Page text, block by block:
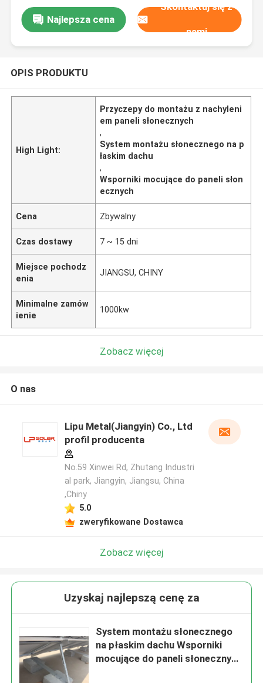
Najlepsza cena
Skontaktuj się z
nami
OPIS PRODUKTU
High Light:
Przyczepy do montażu z nachyleni
em paneli słonecznych
,
System montażu słonecznego na p
łaskim dachu
,
Wsporniki mocujące do paneli słon
ecznych
Cena Zbywalny
Czas dostawy 7 ~ 15 dni
Miejsce pochodz
enia
JIANGSU, CHINY
Minimalne zamów
ienie
1000kw
Zobacz więcej
O nas
Lipu Metal(Jiangyin) Co., Ltd
profil producenta
No.59 Xinwei Rd, Zhutang Industri
al park, Jiangyin, Jiangsu, China
,Chiny
5.0
zweryfikowane Dostawca
Zobacz więcej
Uzyskaj najlepszą cenę za
System montażu słonecznego
na płaskim dachu Wsporniki
mocujące do paneli słonecznych